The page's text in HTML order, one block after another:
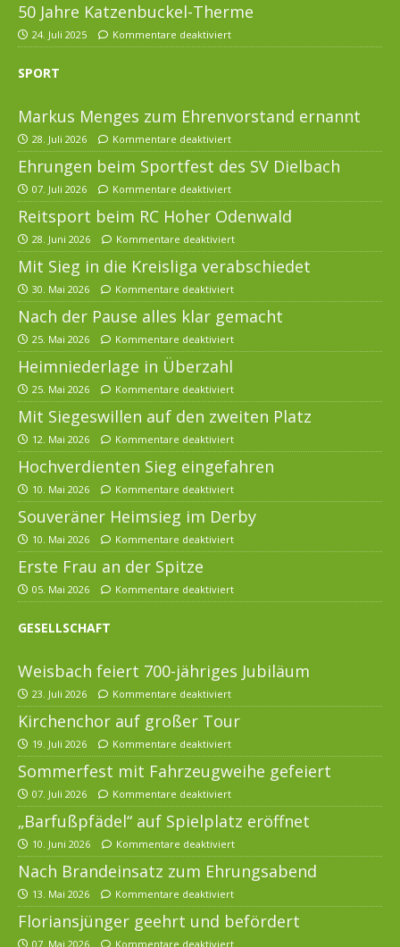
50 Jahre Katzenbuckel-Therme
24. Juli 2025 Kommentare deaktiviert
SPORT
Markus Menges zum Ehrenvorstand ernannt
28. Juli 2026 Kommentare deaktiviert
Ehrungen beim Sportfest des SV Dielbach
07. Juli 2026 Kommentare deaktiviert
Reitsport beim RC Hoher Odenwald
28. Juni 2026 Kommentare deaktiviert
Mit Sieg in die Kreisliga verabschiedet
30. Mai 2026 Kommentare deaktiviert
Nach der Pause alles klar gemacht
25. Mai 2026 Kommentare deaktiviert
Heimniederlage in Überzahl
25. Mai 2026 Kommentare deaktiviert
Mit Siegeswillen auf den zweiten Platz
12. Mai 2026 Kommentare deaktiviert
Hochverdienten Sieg eingefahren
10. Mai 2026 Kommentare deaktiviert
Souveräner Heimsieg im Derby
10. Mai 2026 Kommentare deaktiviert
Erste Frau an der Spitze
05. Mai 2026 Kommentare deaktiviert
GESELLSCHAFT
Weisbach feiert 700-jähriges Jubiläum
23. Juli 2026 Kommentare deaktiviert
Kirchenchor auf großer Tour
19. Juli 2026 Kommentare deaktiviert
Sommerfest mit Fahrzeugweihe gefeiert
07. Juli 2026 Kommentare deaktiviert
„Barfußpfädel“ auf Spielplatz eröffnet
10. Juni 2026 Kommentare deaktiviert
Nach Brandeinsatz zum Ehrungsabend
13. Mai 2026 Kommentare deaktiviert
Floriansjünger geehrt und befördert
07. Mai 2026 Kommentare deaktiviert